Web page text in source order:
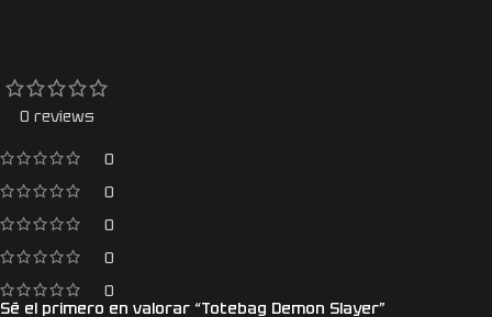
0 reviews
0
0
0
0
0
Sé el primero en valorar “Totebag Demon Slayer”